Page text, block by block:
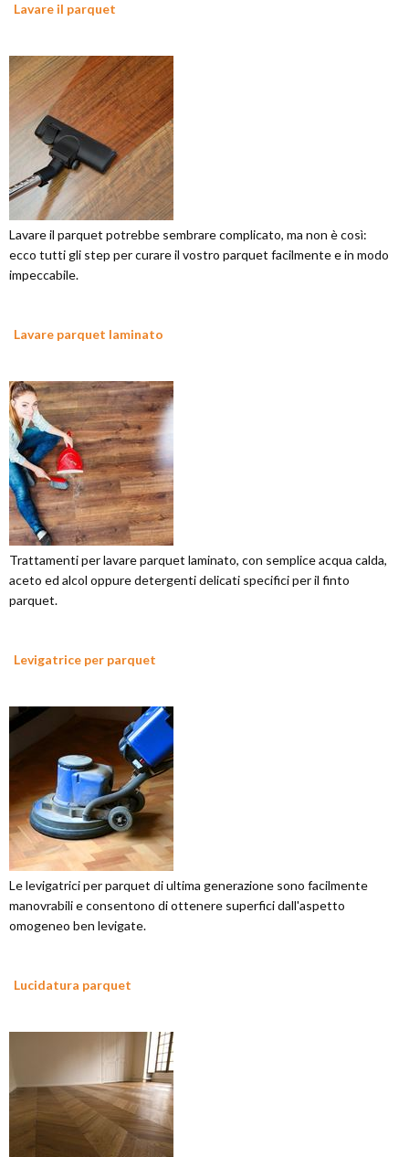
Lavare il parquet
Lavare il parquet potrebbe sembrare complicato, ma non è così:
ecco tutti gli step per curare il vostro parquet facilmente e in modo
impeccabile.
Lavare parquet laminato
Trattamenti per lavare parquet laminato, con semplice acqua calda,
aceto ed alcol oppure detergenti delicati specifici per il finto
parquet.
Levigatrice per parquet
Le levigatrici per parquet di ultima generazione sono facilmente
manovrabili e consentono di ottenere superfici dall'aspetto
omogeneo ben levigate.
Lucidatura parquet